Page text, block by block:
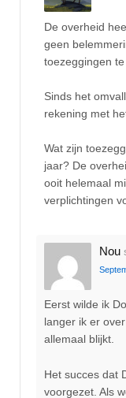
De overheid
geen
toezeggingen te
Sinds het
rekening met
Wat zijn
jaar? De
ooit helemaal
verplichtingen
Nou
Eerst wilde ik
langer ik er
allemaal blijkt.
Het succes dat
voorgezet. Als